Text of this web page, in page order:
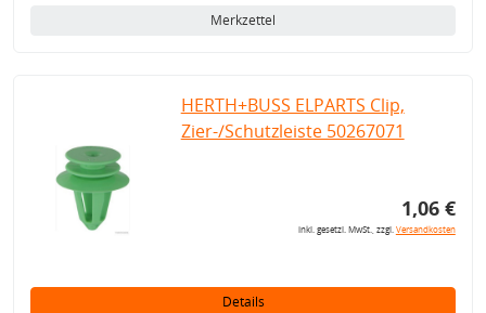
Merkzettel
HERTH+BUSS ELPARTS Clip,
Zier-/Schutzleiste 50267071
1,06 €
inkl. gesetzl. MwSt., zzgl.Versandkosten
Details